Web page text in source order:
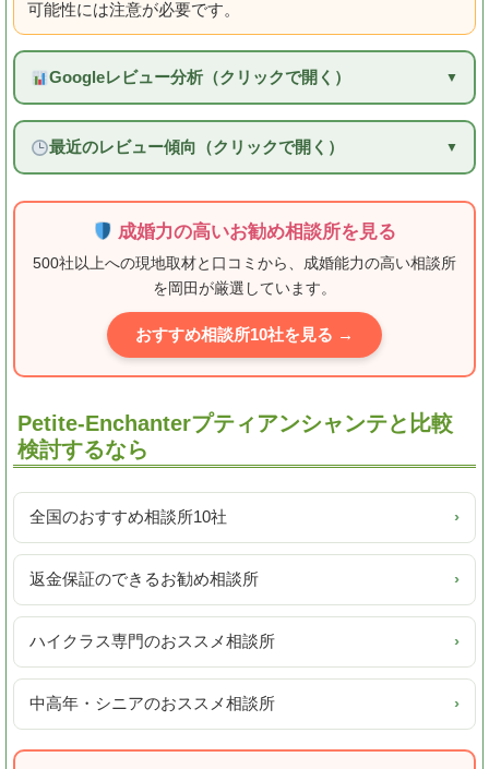
可能性には注意が必要です。
Googleレビュー分析（クリックで開く）
最近のレビュー傾向（クリックで開く）
成婚力の高いお勧め相談所を見る
500社以上への現地取材と口コミから、成婚能力の高い相談所
を岡田が厳選しています。
おすすめ相談所10社を見る →
Petite-Enchanterプティアンシャンテと比較
検討するなら
全国のおすすめ相談所10社 ›
返金保証のできるお勧め相談所 ›
ハイクラス専門のおススメ相談所 ›
中高年・シニアのおススメ相談所 ›